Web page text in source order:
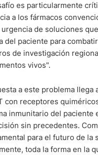
es particularmente
a los fármacos
urgencia de soluciones
del paciente para
de investigación
vivos".
a este problema llega
con receptores
inmunitario del
sin precedentes.
para el futuro de la
toda la forma en la